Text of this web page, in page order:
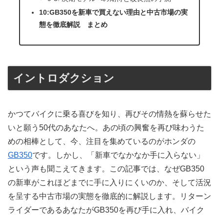
10:GB350を新車で買えない理由と中古市場の実
態を徹底解説 まとめ
イントロダクション
かつてバイクに乗る喜びを知り、再びその情熱を蘇らせた
いと願う50代のあなたへ。あの頃の興奮を再び味わうた
めの相棒として、今、注目を集めているのがホンダの
GB350です。しかし、「新車でなかなか手に入らない」
という声も聞こえてきます。この記事では、なぜGB350
の新車がこれほどまでに手に入りにくいのか、そして活況
を呈する中古市場の実態を徹底的に解説します。リターン
ライダーであるあなたがGB350を再び手に入れ、バイク